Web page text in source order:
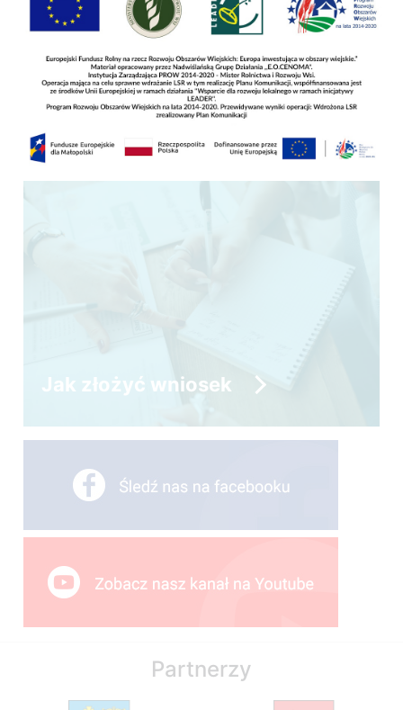
MAPA DZIAŁEK INWESTYCYJNYCH
NADWIŚLAŃSKIE QUESTY
MARKA LOKALNA
Jak złożyć wniosek
Partnerzy